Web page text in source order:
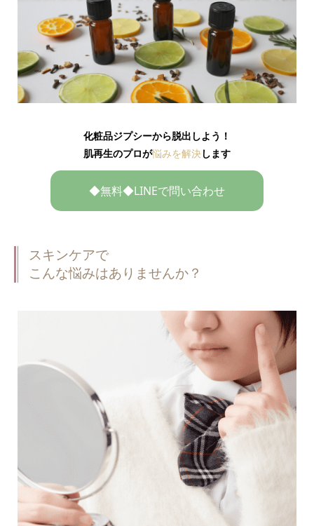
化粧品ジプシーから脱出しよう！
肌再生のプロが悩みを解決します
◆無料◆LINEで問い合わせ
スキンケアで
こんな悩みはありませんか？